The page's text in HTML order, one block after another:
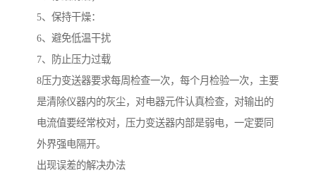
5、保持干燥：
6、避免低温干扰
7、防止压力过载
8压力变送器要求每周检查一次，每个月检验一次，主要
是清除仪器内的灰尘，对电器元件认真检查，对输出的
电流值要经常校对，压力变送器内部是弱电，一定要同
外界强电隔开。
出现误差的解决办法